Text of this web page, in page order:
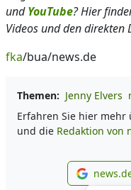
undYouTube? Hier
Videos und den direkten
fka/bua/news.de
Themen: Jenny Elvers
Erfahren Sie hier mehr
und die Redaktion von